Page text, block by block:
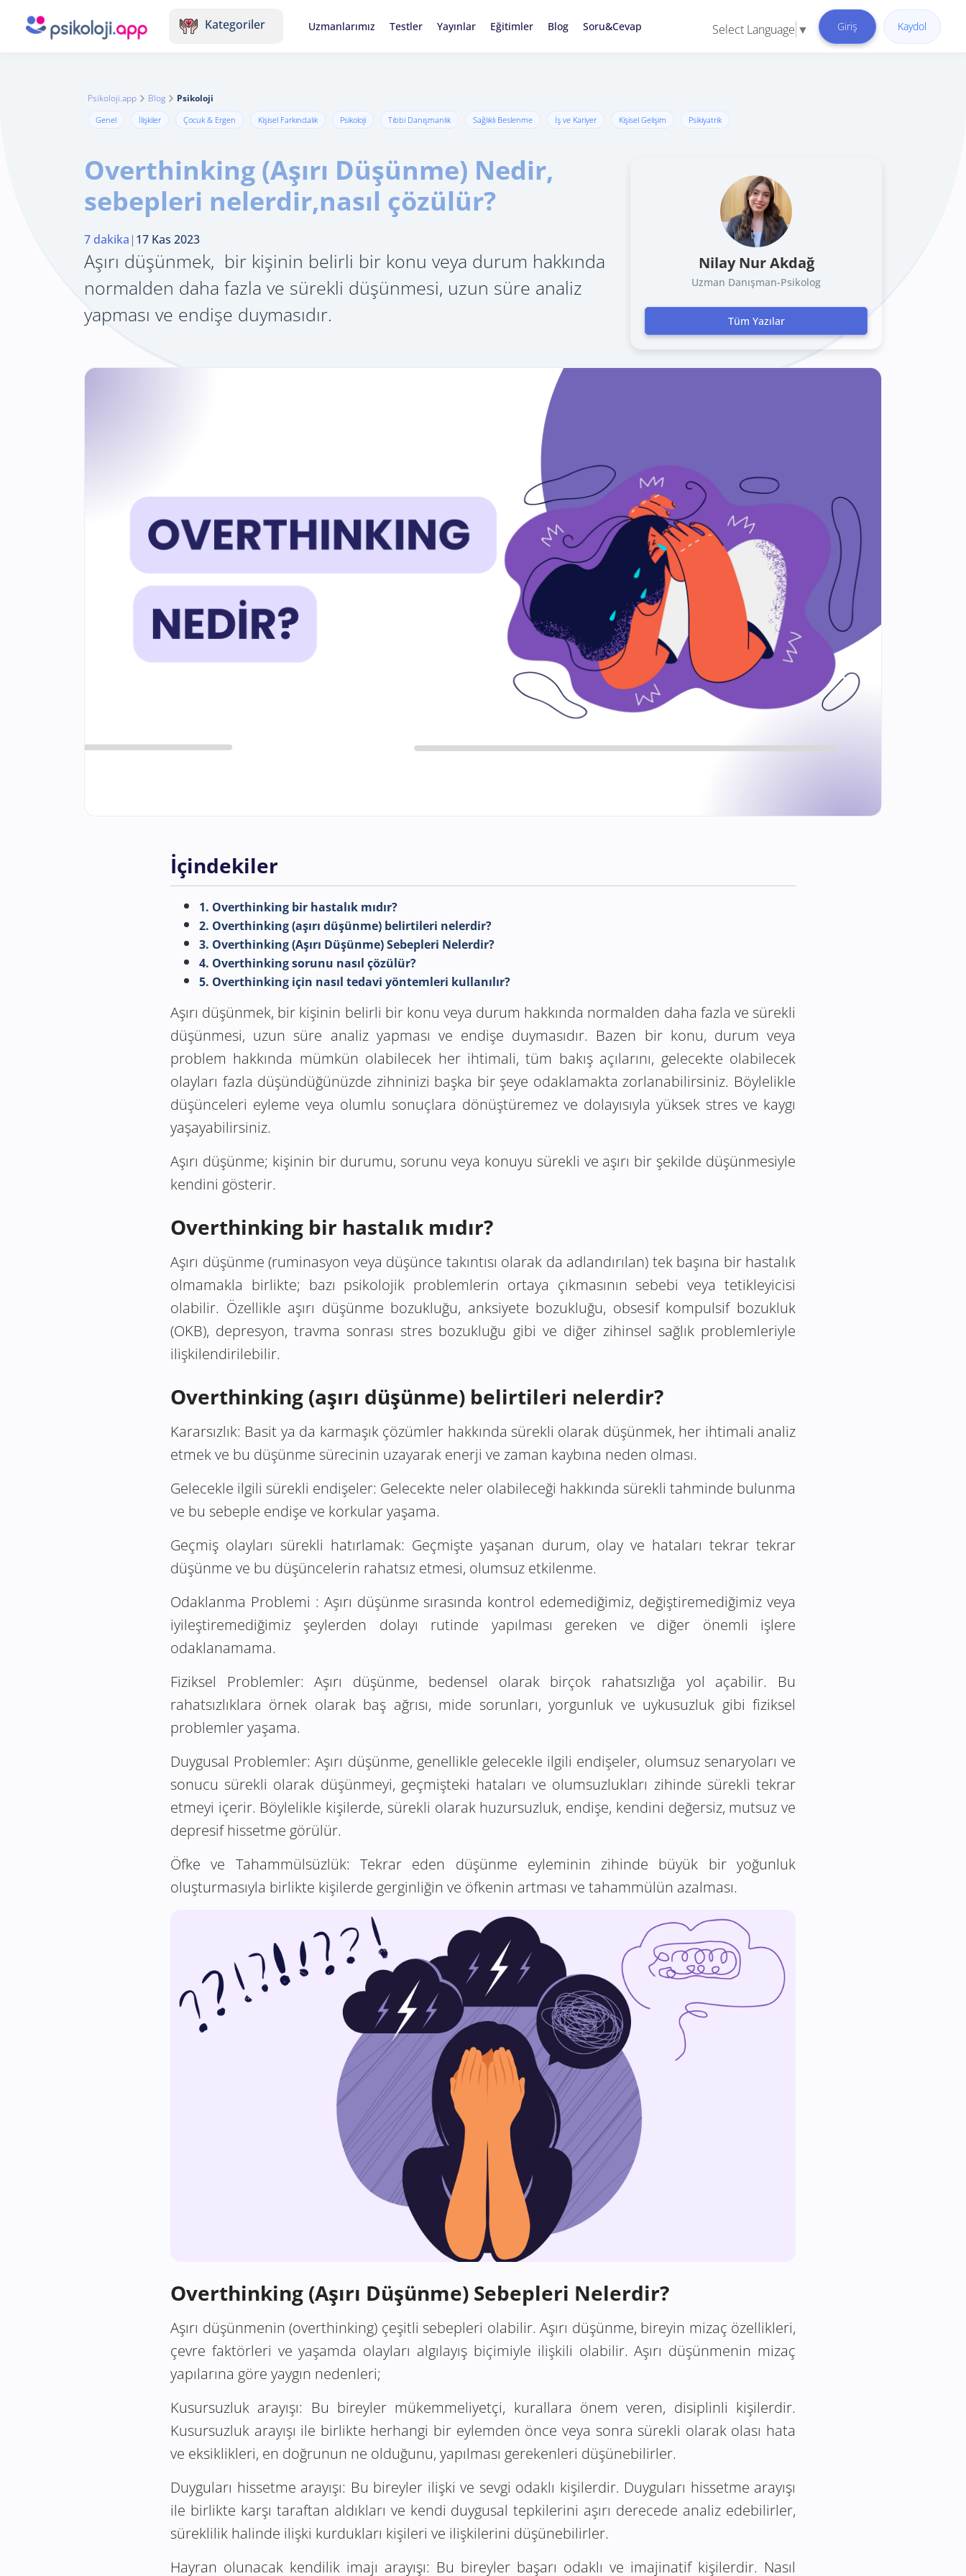
Kategoriler Uzmanlarımız Testler Yayınlar Eğitimler Blog Soru&Cevap Select Language ▼ Giriş Kaydol
Psikoloji.app Blog Psikoloji
Genel İlişkiler Çocuk & Ergen Kişisel Farkındalık Psikoloji Tıbbi Danışmanlık Sağlıklı Beslenme İş ve Kariyer Kişisel Gelişim Psikiyatrik
Overthinking (Aşırı Düşünme) Nedir,
sebepleri nelerdir,nasıl çözülür?
7 dakika | 17 Kas 2023
Aşırı düşünmek, bir kişinin belirli bir konu veya durum hakkında
normalden daha fazla ve sürekli düşünmesi, uzun süre analiz
yapması ve endişe duymasıdır.
Nilay Nur Akdağ
Uzman Danışman-Psikolog
Tüm Yazılar
İçindekiler
1. Overthinking bir hastalık mıdır?
2. Overthinking (aşırı düşünme) belirtileri nelerdir?
3. Overthinking (Aşırı Düşünme) Sebepleri Nelerdir?
4. Overthinking sorunu nasıl çözülür?
5. Overthinking için nasıl tedavi yöntemleri kullanılır?
Aşırı düşünmek, bir kişinin belirli bir konu veya durum hakkında normalden daha fazla ve sürekli
düşünmesi, uzun süre analiz yapması ve endişe duymasıdır. Bazen bir konu, durum veya
problem hakkında mümkün olabilecek her ihtimali, tüm bakış açılarını, gelecekte olabilecek
olayları fazla düşündüğünüzde zihninizi başka bir şeye odaklamakta zorlanabilirsiniz. Böylelikle
düşünceleri eyleme veya olumlu sonuçlara dönüştüremez ve dolayısıyla yüksek stres ve kaygı
yaşayabilirsiniz.
Aşırı düşünme; kişinin bir durumu, sorunu veya konuyu sürekli ve aşırı bir şekilde düşünmesiyle
kendini gösterir.
Overthinking bir hastalık mıdır?
Aşırı düşünme (ruminasyon veya düşünce takıntısı olarak da adlandırılan) tek başına bir hastalık
olmamakla birlikte; bazı psikolojik problemlerin ortaya çıkmasının sebebi veya tetikleyicisi
olabilir. Özellikle aşırı düşünme bozukluğu, anksiyete bozukluğu, obsesif kompulsif bozukluk
(OKB), depresyon, travma sonrası stres bozukluğu gibi ve diğer zihinsel sağlık problemleriyle
ilişkilendirilebilir.
Overthinking (aşırı düşünme) belirtileri nelerdir?
Kararsızlık: Basit ya da karmaşık çözümler hakkında sürekli olarak düşünmek, her ihtimali analiz
etmek ve bu düşünme sürecinin uzayarak enerji ve zaman kaybına neden olması.
Gelecekle ilgili sürekli endişeler: Gelecekte neler olabileceği hakkında sürekli tahminde bulunma
ve bu sebeple endişe ve korkular yaşama.
Geçmiş olayları sürekli hatırlamak: Geçmişte yaşanan durum, olay ve hataları tekrar tekrar
düşünme ve bu düşüncelerin rahatsız etmesi, olumsuz etkilenme.
Odaklanma Problemi : Aşırı düşünme sırasında kontrol edemediğimiz, değiştiremediğimiz veya
iyileştiremediğimiz şeylerden dolayı rutinde yapılması gereken ve diğer önemli işlere
odaklanamama.
Fiziksel Problemler: Aşırı düşünme, bedensel olarak birçok rahatsızlığa yol açabilir. Bu
rahatsızlıklara örnek olarak baş ağrısı, mide sorunları, yorgunluk ve uykusuzluk gibi fiziksel
problemler yaşama.
Duygusal Problemler: Aşırı düşünme, genellikle gelecekle ilgili endişeler, olumsuz senaryoları ve
sonucu sürekli olarak düşünmeyi, geçmişteki hataları ve olumsuzlukları zihinde sürekli tekrar
etmeyi içerir. Böylelikle kişilerde, sürekli olarak huzursuzluk, endişe, kendini değersiz, mutsuz ve
depresif hissetme görülür.
Öfke ve Tahammülsüzlük: Tekrar eden düşünme eyleminin zihinde büyük bir yoğunluk
oluşturmasıyla birlikte kişilerde gerginliğin ve öfkenin artması ve tahammülün azalması.
Overthinking (Aşırı Düşünme) Sebepleri Nelerdir?
Aşırı düşünmenin (overthinking) çeşitli sebepleri olabilir. Aşırı düşünme, bireyin mizaç özellikleri,
çevre faktörleri ve yaşamda olayları algılayış biçimiyle ilişkili olabilir. Aşırı düşünmenin mizaç
yapılarına göre yaygın nedenleri;
Kusursuzluk arayışı: Bu bireyler mükemmeliyetçi, kurallara önem veren, disiplinli kişilerdir.
Kusursuzluk arayışı ile birlikte herhangi bir eylemden önce veya sonra sürekli olarak olası hata
ve eksiklikleri, en doğrunun ne olduğunu, yapılması gerekenleri düşünebilirler.
Duyguları hissetme arayışı: Bu bireyler ilişki ve sevgi odaklı kişilerdir. Duyguları hissetme arayışı
ile birlikte karşı taraftan aldıkları ve kendi duygusal tepkilerini aşırı derecede analiz edebilirler,
süreklilik halinde ilişki kurdukları kişileri ve ilişkilerini düşünebilirler.
Hayran olunacak kendilik imajı arayışı: Bu bireyler başarı odaklı ve imajinatif kişilerdir. Nasıl